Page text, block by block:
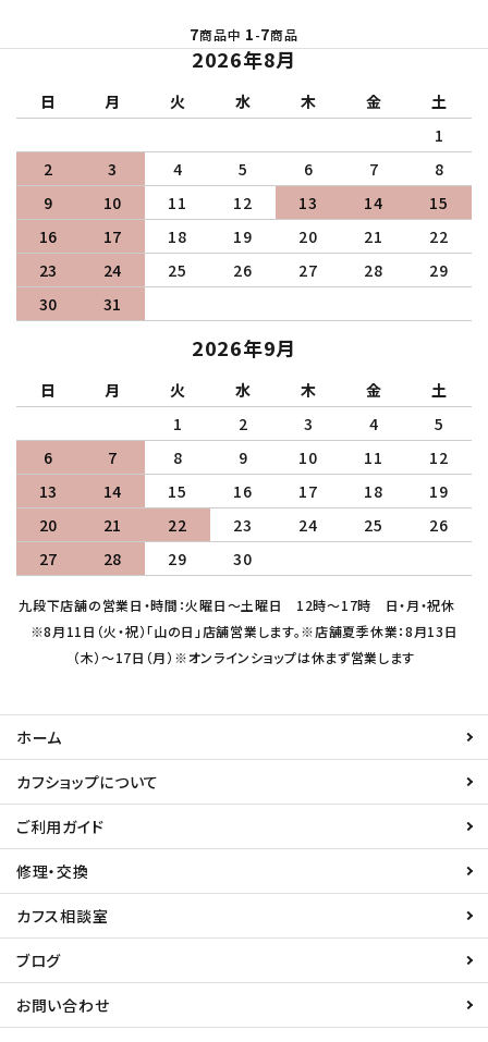
7商品中 1-7商品
2026年8月
日 月 火 水 木 金
土
1
2
3 4 5 6 7
8
9
10 11 12 13 14
15
16
17 18 19 20 21
22
23
24 25 26 27 28
29
30
31
2026年9月
日 月 火 水 木 金
土
1
2 3 4
5
6
7 8 9 10 11
12
13
14 15 16 17 18
19
20
21 22 23 24 25
26
27
28 29 30
九段下店舗の営業日・時間：火曜日～土曜日 12時～17時 日・月・祝休
※8月11日（火・祝）「山の日」店舗営業します。※店舗夏季休業：8月13日
（木）～17日（月）※オンラインショップは休まず営業します
ホーム
カフショップについて
ご利用ガイド
修理・交換
カフス相談室
ブログ
お問い合わせ